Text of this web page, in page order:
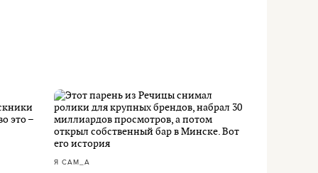
Я САМ_А